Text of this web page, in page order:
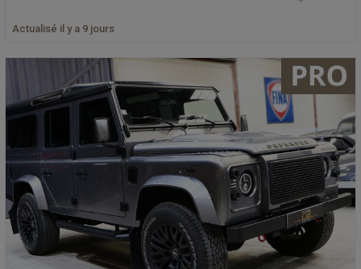
Actualisé il y a 9 jours